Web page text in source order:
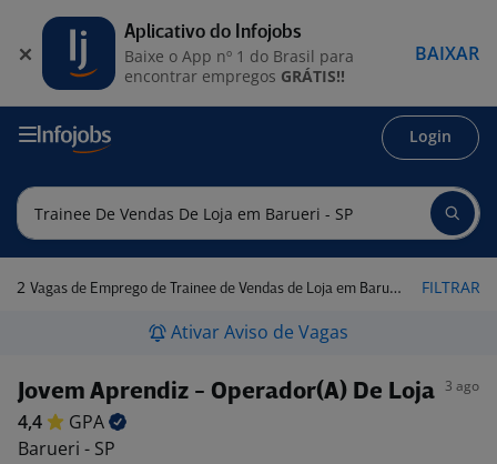
Login
2 Vagas de Emprego de Trainee de Vendas de Loja em Barueri - SP FILTRAR
Ativar Aviso de Vagas
Jovem Aprendiz - Operador(A) De Loja 3 ago
4,4
GPA
Barueri - SP
Aplicativo do Infojobs
Baixe o App nº 1 do Brasil para
encontrar empregos GRÁTIS!!
BAIXAR